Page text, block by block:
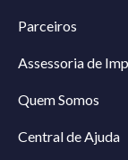
Parceiros
Assessoria de
Quem Somos
Central de Ajuda